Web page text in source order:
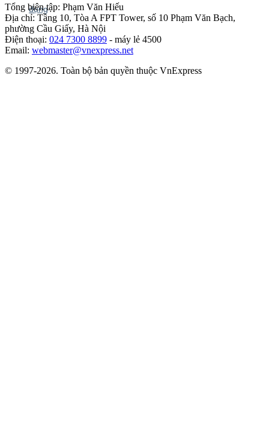
Tổng biên tập: Phạm Văn Hiếu
Địa chỉ: Tầng 10, Tòa A FPT Tower, số 10 Phạm Văn Bạch,
phường Cầu Giấy, Hà Nội
Điện thoại: 024 7300 8899 - máy lẻ 4500
Email: webmaster@vnexpress.net
© 1997-2026. Toàn bộ bản quyền thuộc VnExpress